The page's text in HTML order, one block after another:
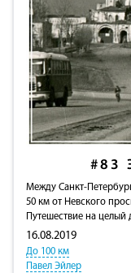
#83
Между Санкт-
50 км от Невского
Путешествие на целый
16.08.2019
До 100 км
Павел Эйлер